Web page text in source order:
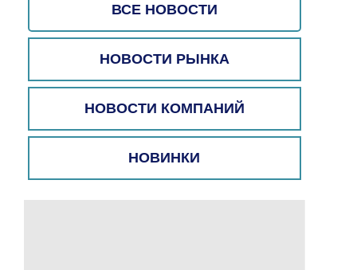
ВСЕ НОВОСТИ
НОВОСТИ РЫНКА
НОВОСТИ КОМПАНИЙ
НОВИНКИ